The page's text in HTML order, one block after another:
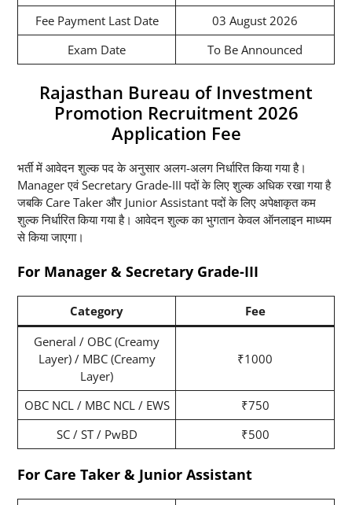
Fee Payment Last Date
03 August 2026
Exam Date
To Be Announced
Rajasthan Bureau of Investment
Promotion Recruitment 2026
Application Fee
भर्ती में आवेदन शुल्क पद के अनुसार अलग-अलग निर्धारित किया गया है।
Manager एवं Secretary Grade-III पदों के लिए शुल्क अधिक रखा गया है
जबकि Care Taker और Junior Assistant पदों के लिए अपेक्षाकृत कम
शुल्क निर्धारित किया गया है। आवेदन शुल्क का भुगतान केवल ऑनलाइन माध्यम
से किया जाएगा।
For Manager & Secretary Grade-III
Category
Fee
General / OBC (Creamy
Layer) / MBC (Creamy
Layer)
₹1000
OBC NCL / MBC NCL / EWS
₹750
SC / ST / PwBD
₹500
For Care Taker & Junior Assistant